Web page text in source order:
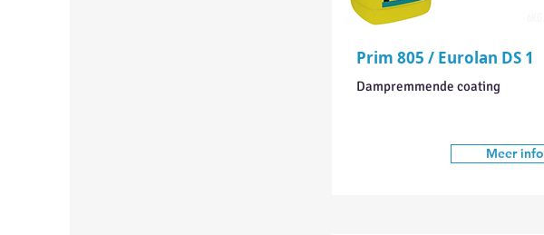
Prim 805 / Eurolan DS 1
Dampremmende coating
Meer info